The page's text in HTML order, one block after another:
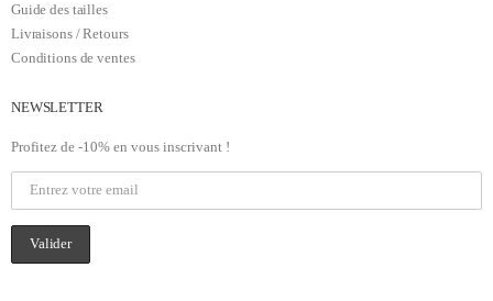
Guide des tailles
Livraisons / Retours
Conditions de ventes
NEWSLETTER
Profitez de -10% en vous inscrivant !